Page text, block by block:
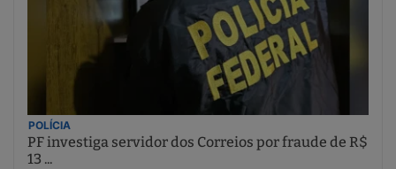
POLÍCIA
PF investiga servidor dos Correios por fraude de R$
13 ...